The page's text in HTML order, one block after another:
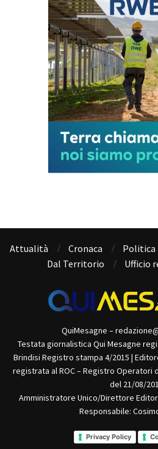
Attualità Cronaca Politica
Dal Territorio
Ufficio
QuiMesagne –
Testata giornalistica Qui Mesagne
Brindisi Registro stampa 4/2015 |
registrata al ROC – Registro Operatori
del 21/08/
Amministratore Unico/Direttore
Responsabile:
Privacy Policy